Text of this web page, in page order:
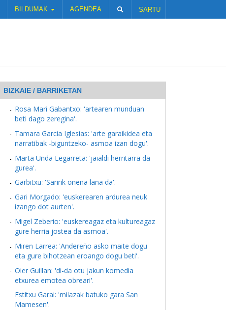
BILDUMAK AGENDEA SARTU
BIZKAIE / BARRIKETAN
Rosa Mari Gabantxo: 'artearen munduan
beti dago zeregina'.
Tamara Garcia Iglesias: 'arte garaikidea eta
narratibak -biguntzeko- asmoa izan dogu'.
Marta Unda Legarreta: 'jaialdi herritarra da
gurea'.
Garbitxu: 'Saririk onena lana da'.
Gari Morgado: 'euskerearen ardurea neuk
izango dot aurten'.
Migel Zeberio: 'euskereagaz eta kultureagaz
gure herria jostea da asmoa'.
Miren Larrea: 'Andereño asko maite dogu
eta gure bihotzean eroango dogu beti'.
Oier Guillan: 'di-da otu jakun komedia
etxurea emotea obreari'.
Estitxu Garai: 'milazak batuko gara San
Mamesen'.